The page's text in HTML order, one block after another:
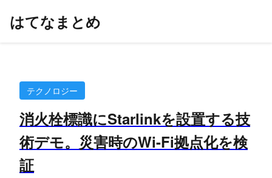
はてなまとめ
テクノロジー
消火栓標識にStarlinkを設置する技
術デモ。災害時のWi-Fi拠点化を検
証